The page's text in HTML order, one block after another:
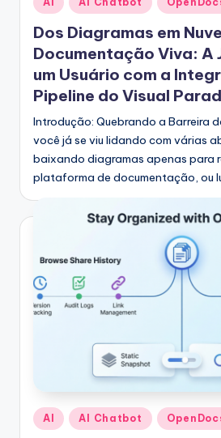
in
Dos Diagramas em
Documentação Viva: A
um Usuário com a
Pipeline do Visual
Introdução: Quebrando a Barreira
você já se viu lidando com várias
baixando diagramas apenas para
plataforma de documentação, ou
Posted
AI AI Chatbot